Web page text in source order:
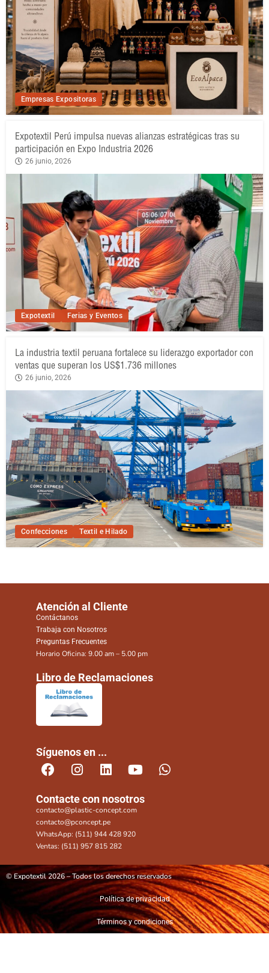
Empresas Expositoras
Expotextil Ferias y Eventos
Expotextil Perú impulsa nuevas alianzas estratégicas tras su
participación en Expo Industria 2026
26 junio, 2026
Confecciones Textil e Hilado
La industria textil peruana fortalece su liderazgo exportador con
ventas que superan los US$1.736 millones
26 junio, 2026
Atención al Cliente
Contáctanos
Trabaja con Nosotros
Preguntas Frecuentes
Horario Oficina: 9.00 am – 5.00 pm
Libro de Reclamaciones
Síguenos en ...
Contacte con nosotros
contacto@plastic-concept.com
contacto@pconcept.pe
WhatsApp: (511) 944 428 920
Ventas: (511) 957 815 282
© Expotextil 2026 – Todos los derechos reservados
Política de privacidad
Términos y condiciones